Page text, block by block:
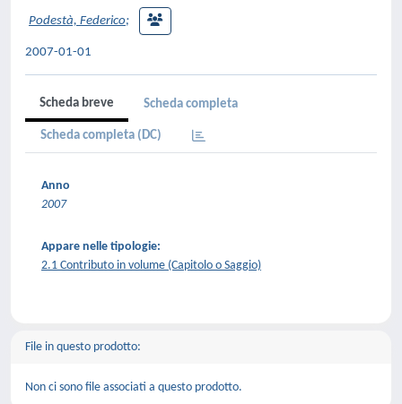
Podestà, Federico;
2007-01-01
Scheda breve Scheda completa
Scheda completa (DC)
Anno
2007
Appare nelle tipologie:
2.1 Contributo in volume (Capitolo o Saggio)
File in questo prodotto:
Non ci sono file associati a questo prodotto.